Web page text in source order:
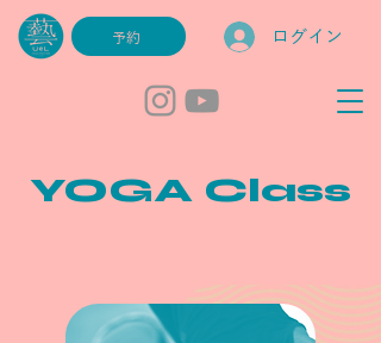
ログイン
予約
YOGA Class